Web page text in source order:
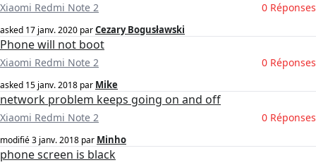
Xiaomi Redmi Note 2 0 Réponses
asked 17 janv. 2020 parCezary Bogusławski
Phone will not boot
Xiaomi Redmi Note 2 0 Réponses
asked 15 janv. 2018 par Mike
network problem keeps going on and off
Xiaomi Redmi Note 2 0 Réponses
modifié3 janv. 2018 par Minho
phone screen is black